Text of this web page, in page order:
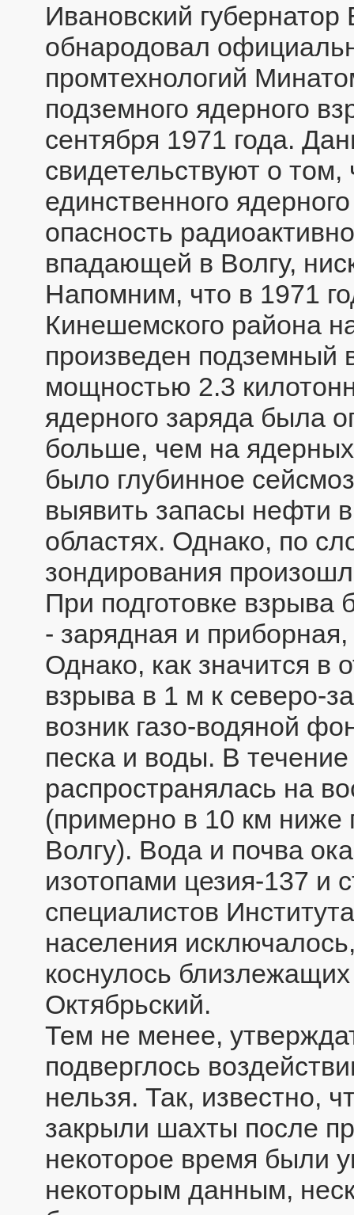
Ивановский
обнародовал
промтехнологий
подземного ядерного
сентября 1971 года.
свидетельствуют о том,
единственного
опасность
впадающей в Волгу,
Напомним, что в 1971
Кинешемского района
произведен подземный
мощностью 2.3
ядерного заряда была
больше, чем на
было глубинное
выявить запасы нефти
областях. Однако, по
зондирования
При подготовке
- зарядная и
Однако, как значится в
взрыва в 1 м к северо-
возник газо-водяной
песка и воды. В течение
распространялась на
(примерно в 10 км ниже
Волгу). Вода и почва
изотопами цезия-137 и
специалистов
населения
коснулось
Октябрьский.
Тем не менее,
подверглось
нельзя. Так, известно,
закрыли шахты после
некоторое время были
некоторым данным,